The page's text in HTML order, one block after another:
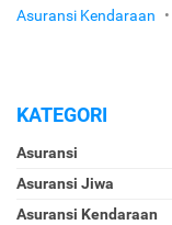
Asuransi Kendaraan •
KATEGORI
Asuransi
Asuransi Jiwa
Asuransi Kendaraan